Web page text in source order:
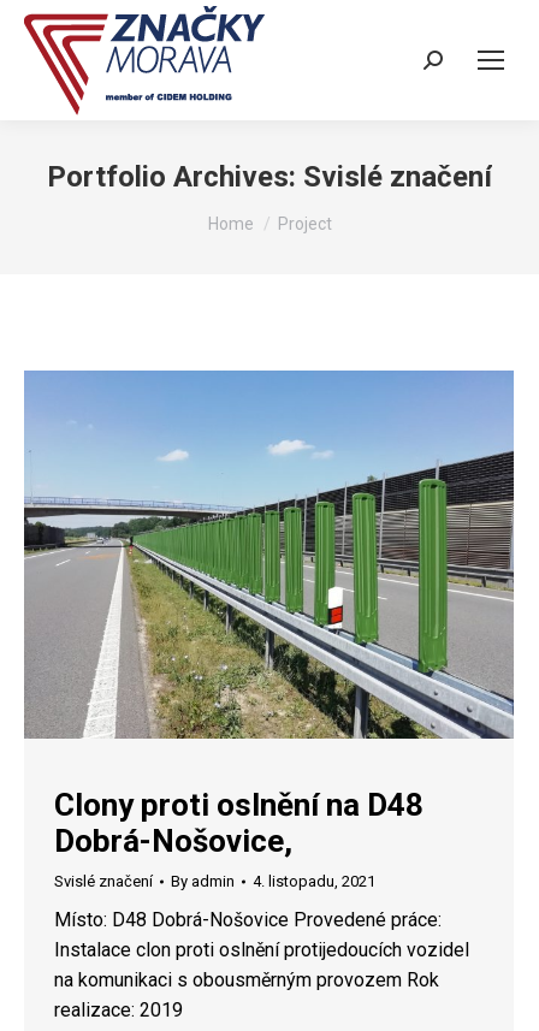
Search:
Portfolio Archives: Svislé značení
You are here:
Home Project
Clony proti oslnění na D48
Dobrá-Nošovice,
Svislé značení By admin 4. listopadu, 2021
Místo: D48 Dobrá-Nošovice Provedené práce:
Instalace clon proti oslnění protijedoucích vozidel
na komunikaci s obousměrným provozem Rok
realizace: 2019